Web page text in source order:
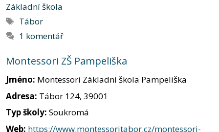
Základní škola
Štítky
Tábor
1 komentář
Montessori ZŠ Pampeliška
Jméno: Montessori Základní škola Pampeliška
Adresa: Tábor 124, 39001
Typ školy: Soukromá
Web: https://www.montessoritabor.cz/montessori-